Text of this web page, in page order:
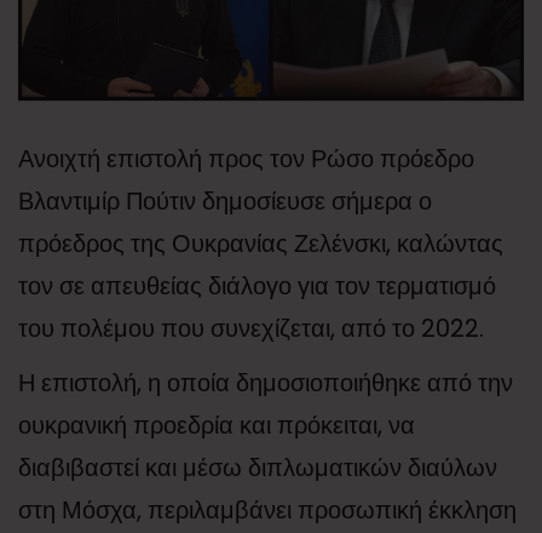
Ανοιχτή επιστολή προς τον Ρώσο πρόεδρο
Βλαντιμίρ Πούτιν δημοσίευσε σήμερα ο
πρόεδρος της Ουκρανίας Ζελένσκι, καλώντας
τον σε απευθείας διάλογο για τον τερματισμό
του πολέμου που συνεχίζεται, από το 2022.
Η επιστολή, η οποία δημοσιοποιήθηκε από την
ουκρανική προεδρία και πρόκειται, να
διαβιβαστεί και μέσω διπλωματικών διαύλων
στη Μόσχα, περιλαμβάνει προσωπική έκκληση